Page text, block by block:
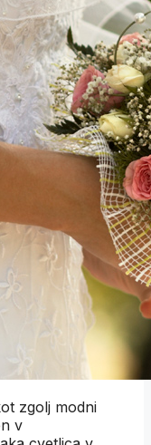
zgolj modni
v